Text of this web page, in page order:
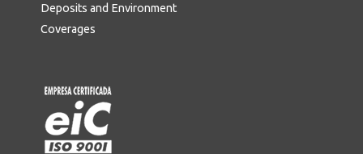
Deposits and Environment
Coverages